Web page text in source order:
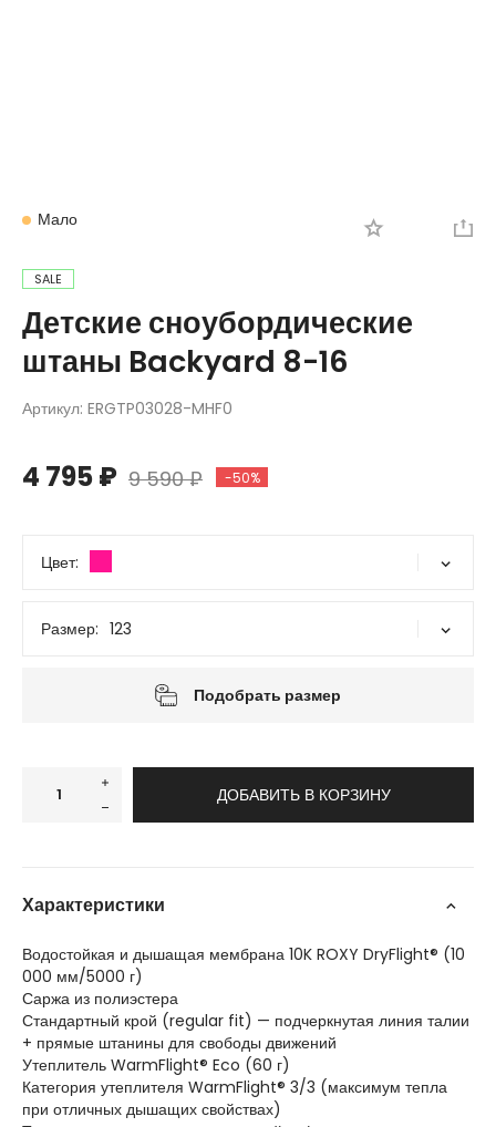
Мало
SALE
Детские сноубордические
штаны Backyard 8-16
Артикул: ERGTP03028-MHF0
4 795 ₽ 9 590 ₽ -50%
Цвет:
Размер: 123
Подобрать размер
ДОБАВИТЬ В КОРЗИНУ
Характеристики
Водостойкая и дышащая мембрана 10K ROXY DryFlight® (10
000 мм/5000 г)
Саржа из полиэстера
Стандартный крой (regular fit) — подчеркнутая линия талии
+ прямые штанины для свободы движений
Утеплитель WarmFlight® Eco (60 г)
Категория утеплителя WarmFlight® 3/3 (максимум тепла
при отличных дышащих свойствах)